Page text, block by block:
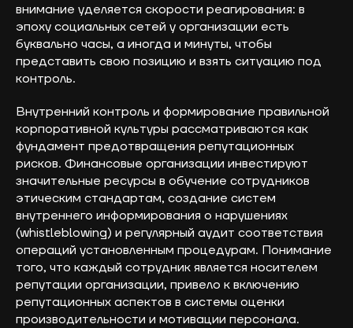
внимание уделяется скорости реагирования: в
эпоху социальных сетей у организации есть
буквально часы, а иногда и минуты, чтобы
представить свою позицию и взять ситуацию под
контроль.
Внутренний контроль и формирование правильной
корпоративной культуры рассматриваются как
фундамент предотвращения репутационных
рисков. Финансовые организации инвестируют
значительные ресурсы в обучение сотрудников
этическим стандартам, создание систем
внутреннего информирования о нарушениях
(whistleblowing) и регулярный аудит соответствия
операций установленным процедурам. Понимание
того, что каждый сотрудник является носителем
репутации организации, привело к включению
репутационных аспектов в системы оценки
производительности и мотивации персонала.